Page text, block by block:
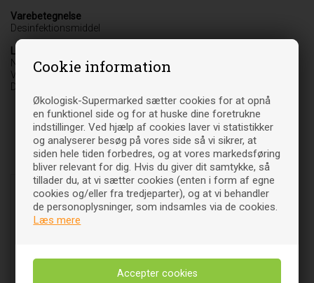
Cookie information
Økologisk-Supermarked sætter cookies for at opnå
en funktionel side og for at huske dine foretrukne
indstillinger. Ved hjælp af cookies laver vi statistikker
og analyserer besøg på vores side så vi sikrer, at
siden hele tiden forbedres, og at vores markedsføring
bliver relevant for dig. Hvis du giver dit samtykke, så
tillader du, at vi sætter cookies (enten i form af egne
cookies og/eller fra tredjeparter), og at vi behandler
de personoplysninger, som indsamles via de cookies.
Læs mere
Varebetegnelse
Desinfektionsmiddel
Leverandør
NatureSource
Vedbæk Stationsvej 37 C
DK-2950 Vedbæk
Relaterede varer